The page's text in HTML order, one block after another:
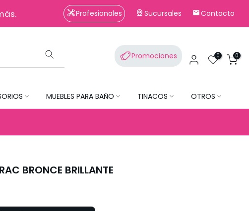
Profesionales Sucursales Contacto
Promociones 0 0
MUEBLES PARA BAÑO TINACOS OTROS
BRONCE BRILLANTE